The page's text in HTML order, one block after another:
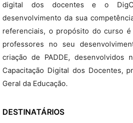
digital dos docentes e o
desenvolvimento da sua
referenciais, o propósito do curso
professores no seu
criação de PADDE, desenvolvidos
Capacitação Digital dos Docentes,
Geral da Educação.
DESTINATÁRIOS